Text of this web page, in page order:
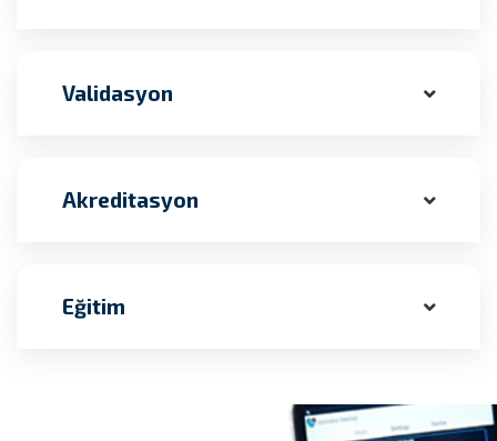
Validasyon
Akreditasyon
Eğitim